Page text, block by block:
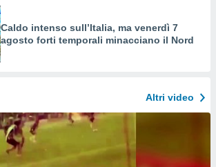
Caldo intenso sull’Italia, ma venerdì 7
agosto forti temporali minacciano il Nord
Altri video